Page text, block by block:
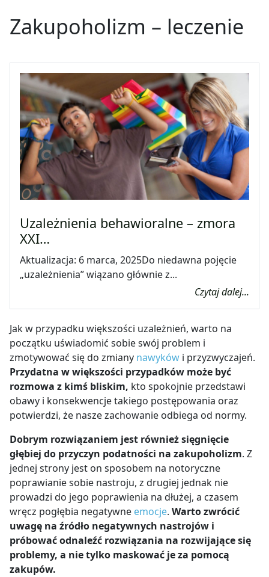
Zakupoholizm – leczenie
Uzależnienia behawioralne – zmora
XXI…
Aktualizacja: 6 marca, 2025Do niedawna pojęcie
„uzależnienia” wiązano głównie z...
Czytaj dalej...
Jak w przypadku większości uzależnień, warto na
początku uświadomić sobie swój problem i
zmotywować się do zmiany nawyków i przyzwyczajeń.
Przydatna w większości przypadków może być
rozmowa z kimś bliskim, kto spokojnie przedstawi
obawy i konsekwencje takiego postępowania oraz
potwierdzi, że nasze zachowanie odbiega od normy.
Dobrym rozwiązaniem jest również sięgnięcie
głębiej do przyczyn podatności na zakupoholizm. Z
jednej strony jest on sposobem na notoryczne
poprawianie sobie nastroju, z drugiej jednak nie
prowadzi do jego poprawienia na dłużej, a czasem
wręcz pogłębia negatywne emocje. Warto zwrócić
uwagę na źródło negatywnych nastrojów i
próbować odnaleźć rozwiązania na rozwijające się
problemy, a nie tylko maskować je za pomocą
zakupów.